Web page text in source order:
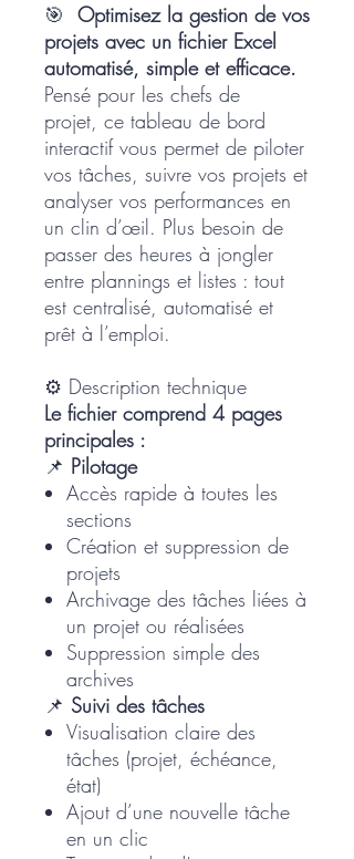
🎯 Optimisez la gestion de vos
projets avec un fichier Excel
automatisé, simple et efficace.
Pensé pour les chefs de
projet, ce tableau de bord
interactif vous permet de piloter
vos tâches, suivre vos projets et
analyser vos performances en
un clin d’œil. Plus besoin de
passer des heures à jongler
entre plannings et listes : tout
est centralisé, automatisé et
prêt à l’emploi.
⚙️ Description technique
Le fichier comprend 4 pages
principales :
📌 Pilotage
Accès rapide à toutes les
sections
Création et suppression de
projets
Archivage des tâches liées à
un projet ou réalisées
Suppression simple des
archives
📌 Suivi des tâches
Visualisation claire des
tâches (projet, échéance,
état)
Ajout d’une nouvelle tâche
en un clic